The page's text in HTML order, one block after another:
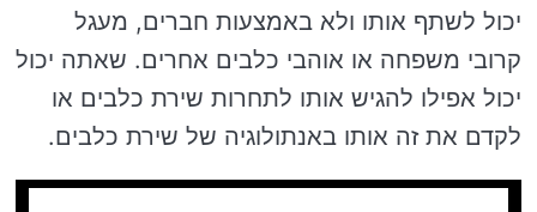
יכול לשתף אותו ולא באמצעות חברים, מעגל
קרובי משפחה או אוהבי כלבים אחרים. שאתה יכול
יכול אפילו להגיש אותו לתחרות שירת כלבים או
לקדם את זה אותו באנתולוגיה של שירת כלבים.